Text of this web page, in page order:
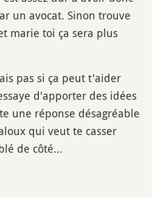
un avocat. Sinon trouve
marie toi ça sera plus
pas si ça peut t'aider
d'apporter des idées
une réponse désagréable
qui veut te casser
de côté...